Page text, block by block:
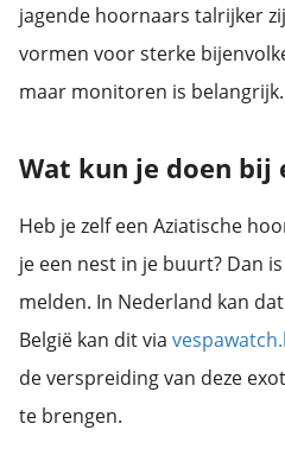
jagende hoornaars talrijker
vormen voor sterke
maar monitoren is belangrijk.
Wat kun je doen bij
Heb je zelf een Aziatische
je een nest in je buurt? Dan
melden. In Nederland kan
België kan dit via
de verspreiding van deze
te brengen.